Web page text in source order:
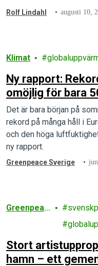
Rolf Lindahl augusti 10,
Klimat
Ny rapport:
omöjlig för bara
Det är bara början på
rekord på många håll i
och den höga
ny rapport.
Greenpeace Sverige
Greenpeac
Stort
hamn – ett